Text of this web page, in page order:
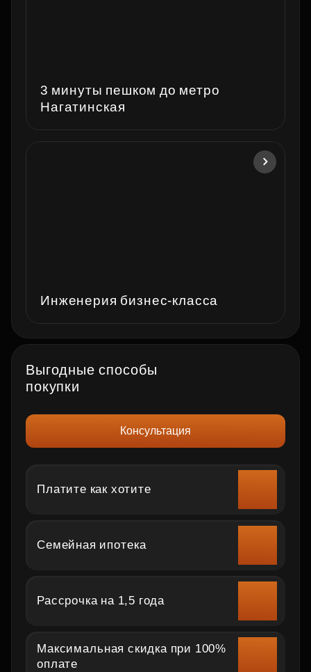
3 минуты пешком до метро
Нагатинская
Инженерия бизнес‑класса
Выгодные способы
покупки
Консультация
Платите как хотите
Семейная ипотека
Рассрочка на 1,5 года
Максимальная скидка при 100%
оплате